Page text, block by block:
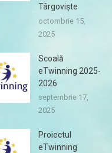
Târgoviște
octombrie 15,
2025
Scoală
eTwinning 2025-
2026
septembrie 17,
2025
Proiectul
eTwinning